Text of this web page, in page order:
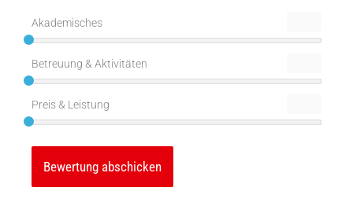
Akademisches
Betreuung & Aktivitäten
Preis & Leistung